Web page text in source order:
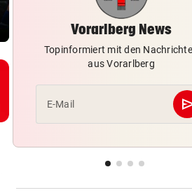
Mitarbeiterin
Sager:
recht hat …
Wirtshaussterben:
schlittert in Pleite
GEGEN WATTENS vor
Schlüssel zum Erfolg
VON POLIZEI GESCHNAPPT vor
Vorarlberg News
Topinformiert mit den
aus Vorarlberg
E-Mail